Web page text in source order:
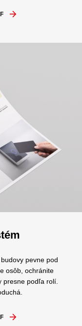
pevne pod
osôb, ochránite
podľa rolí.